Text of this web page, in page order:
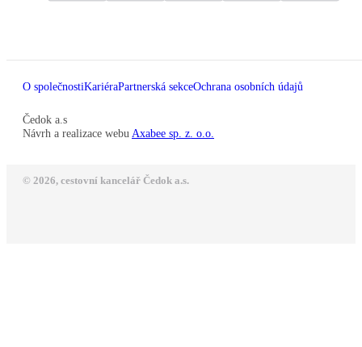
O společnostiKariéraPartnerská sekceOchrana osobních údajů
Čedok a.s
Návrh a realizace webu Axabee sp. z. o.o.
© 2026, cestovní kancelář Čedok a.s.